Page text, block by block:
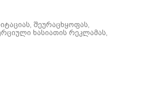
შეურაცხყოფას,
ხასიათის რეკლამას,